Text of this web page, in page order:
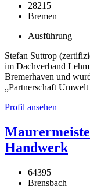
28215
Bremen
Ausführung
Stefan Suttrop
im Dachverband
Bremerhaven und
„Partnerschaft
Profil ansehen
Handwerk
64395
Brensbach